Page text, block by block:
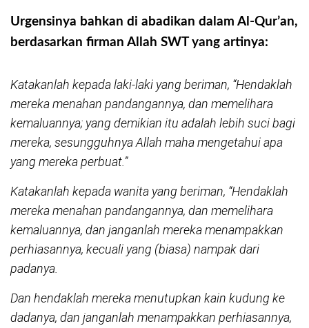
Urgensinya bahkan di abadikan dalam Al-Qur’an,
berdasarkan firman Allah SWT yang artinya:
Katakanlah kepada laki-laki yang beriman, “Hendaklah
mereka menahan pandangannya, dan memelihara
kemaluannya; yang demikian itu adalah lebih suci bagi
mereka, sesungguhnya Allah maha mengetahui apa
yang mereka perbuat.”
Katakanlah kepada wanita yang beriman, “Hendaklah
mereka menahan pandangannya, dan memelihara
kemaluannya, dan janganlah mereka menampakkan
perhiasannya, kecuali yang (biasa) nampak dari
padanya.
Dan hendaklah mereka menutupkan kain kudung ke
dadanya, dan janganlah menampakkan perhiasannya,